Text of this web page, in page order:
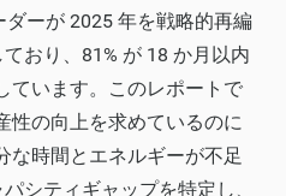
ーが 2025 年を戦略的再編
おり、81% が 18 か月以内
ています。このレポートで
性の向上を求めているのに
な時間とエネルギーが不足
シティギャップを特定し、